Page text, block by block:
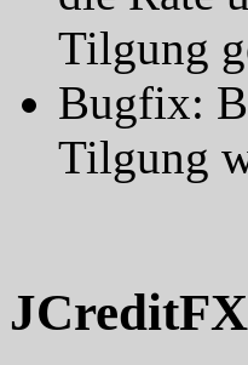
Tilgung
Bugfix:
Tilgung